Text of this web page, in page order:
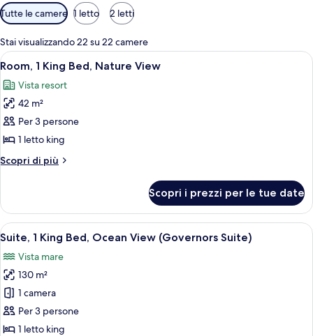
Filtri
disponibili
per
le
camere
Tutte le camere 1 letto 2 letti
Stai visualizzando 22 su 22 camere
Apri
tutte
le
foto
per
Room,
1
King
Nature
View
Camera d'albergo moderna con un
8
Room, 1 King Bed, Nature View
Vista resort
42 m²
Per 3 persone
1 letto king
Scopri di più
Altri
1
King
Bed,
View
Scopri i prezzi per le tue date
Apri
tutte
le
foto
per
Suite,
1
Un soggiorno moderno con un
14
Suite, 1 King Bed, Ocean View (Governors Suite)
Vista mare
130 m²
1 camera
Per 3 persone
1 letto king